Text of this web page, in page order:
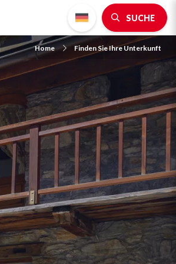
SUCHE
Home Finden Sie Ihre Unterkunft